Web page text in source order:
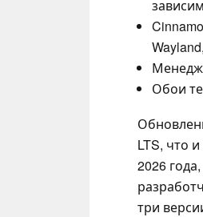
Обои
LTS, что
2026
три